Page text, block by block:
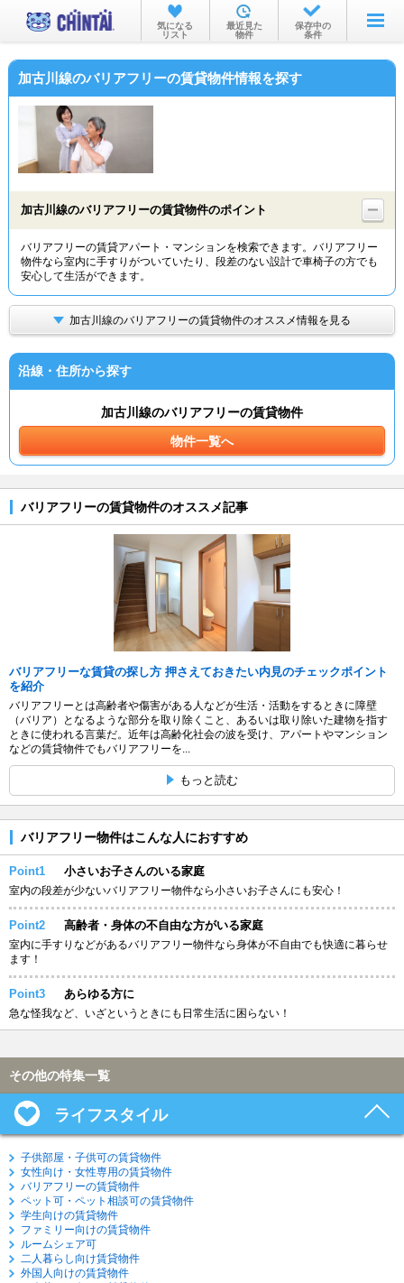
お部屋を探す
沿線・駅から
物件特集から
TOP
気になる
リスト
最近見た
物件
保存中の
条件
加古川線のバリアフリーの賃貸物件情報を探す
加古川線のバリアフリーの賃貸物件のポイント
バリアフリーの賃貸アパート・マンションを検索できます。バリアフリー
物件なら室内に手すりがついていたり、段差のない設計で車椅子の方でも
安心して生活ができます。
加古川線のバリアフリーの賃貸物件のオススメ情報を見る
沿線・住所から探す
加古川線のバリアフリーの賃貸物件
物件一覧へ
バリアフリーの賃貸物件のオススメ記事
バリアフリーな賃貸の探し方 押さえておきたい内見のチェックポイント
を紹介
バリアフリーとは高齢者や傷害がある人などが生活・活動をするときに障壁
（バリア）となるような部分を取り除くこと、あるいは取り除いた建物を指す
ときに使われる言葉だ。近年は高齢化社会の波を受け、アパートやマンション
などの賃貸物件でもバリアフリーを...
もっと読む
バリアフリー物件はこんな人におすすめ
Point1 小さいお子さんのいる家庭
室内の段差が少ないバリアフリー物件なら小さいお子さんにも安心！
Point2 高齢者・身体の不自由な方がいる家庭
室内に手すりなどがあるバリアフリー物件なら身体が不自由でも快適に暮らせ
ます！
Point3 あらゆる方に
急な怪我など、いざというときにも日常生活に困らない！
その他の特集一覧
ライフスタイル
子供部屋・子供可の賃貸物件
女性向け・女性専用の賃貸物件
バリアフリーの賃貸物件
ペット可・ペット相談可の賃貸物件
学生向けの賃貸物件
ファミリー向けの賃貸物件
ルームシェア可
二人暮らし向け賃貸物件
外国人向けの賃貸物件